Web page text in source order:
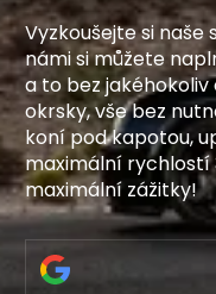
Vyzkoušejte si naše
námi si můžete
a to bez jakéhokoliv
okrsky, vše bez
koní pod kapotou,
maximální rychlostí
maximální zážitky!